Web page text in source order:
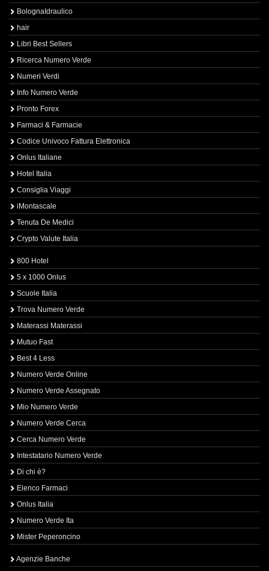
BolognaIdraulico
hair
Libri Best Sellers
Ricerca Numero Verde
Numeri Verdi
Info Numero Verde
Pronto Forex
Farmaci & Farmacie
Codice Univoco Fattura Elettronica
Onlus Italiane
Hotel Italia
Consiglia Viaggi
iMontascale
Tenuta De Medici
Crypto Valute Italia
800 Hotel
5 x 1000 Onlus
Scuole Italia
Trova Numero Verde
Materassi Materassi
Mutuo Fast
Best 4 Less
Numero Verde Online
Numero Verde Assegnato
Mio Numero Verde
Numero Verde Cerca
Cerca Numero Verde
Intestatario Numero Verde
Di chi è?
Elenco Farmaci
Onlus Italia
Numero Verde Ita
Mister Peperoncino
Agenzie Banche